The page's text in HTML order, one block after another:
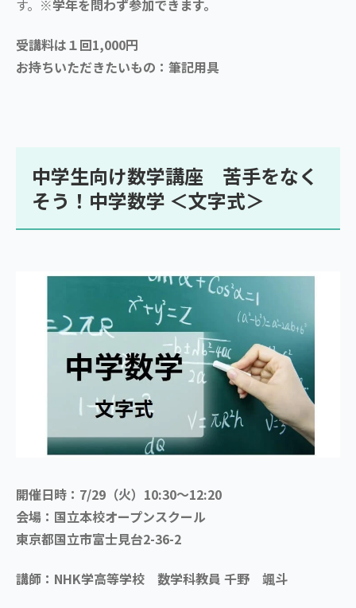
す。 ※学年を問わず参加できます。
受講料は１回1,000円
お持ちいただきたいもの：筆記用具
中学生向け数学講座 苦手をなく
そう！中学数学 ＜文字式＞
開催日時：7/29（火）10:30～12:20
会場：国立本校オープンスクール
東京都国立市富士見台2-36-2
講師：NHK学高等学校 数学科教員 千野 颯斗